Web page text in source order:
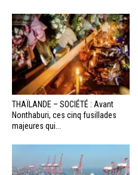
THAÏLANDE – SOCIÉTÉ : Avant
Nonthaburi, ces cinq fusillades
majeures qui...